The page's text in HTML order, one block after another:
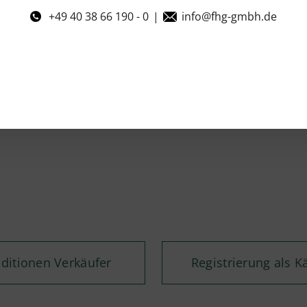
+49 40 38 66 190 - 0 | info@fhg-gmbh.de
Verkäufer Registrierung als